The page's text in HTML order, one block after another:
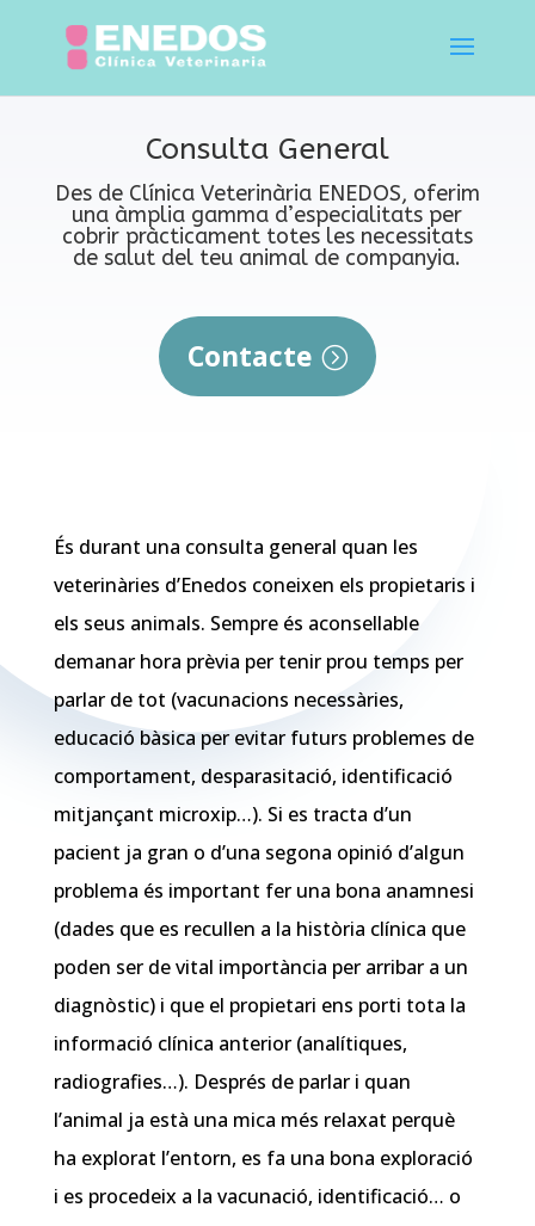
Consulta General
Des de Clínica Veterinària ENEDOS, oferim
una àmplia gamma d’especialitats per
cobrir pràcticament totes les necessitats
de salut del teu animal de companyia.
Contacte
És durant una consulta general quan les
veterinàries d’Enedos coneixen els propietaris i
els seus animals. Sempre és aconsellable
demanar hora prèvia per tenir prou temps per
parlar de tot (vacunacions necessàries,
educació bàsica per evitar futurs problemes de
comportament, desparasitació, identificació
mitjançant microxip…). Si es tracta d’un
pacient ja gran o d’una segona opinió d’algun
problema és important fer una bona anamnesi
(dades que es recullen a la història clínica que
poden ser de vital importància per arribar a un
diagnòstic) i que el propietari ens porti tota la
informació clínica anterior (analítiques,
radiografies…). Després de parlar i quan
l’animal ja està una mica més relaxat perquè
ha explorat l’entorn, es fa una bona exploració
i es procedeix a la vacunació, identificació… o